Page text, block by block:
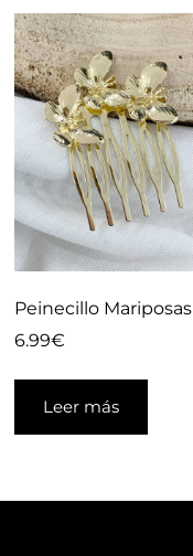
Peinecillo Mariposas
6.99€
Leer más